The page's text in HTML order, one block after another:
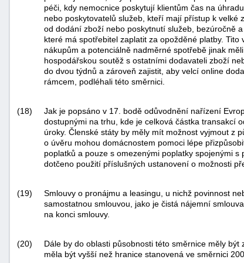
péči, kdy nemocnice poskytují klientům čas na
nebo poskytovatelů služeb, kteří mají přístup k
od dodání zboží nebo poskytnutí služeb, bezúročně
které má spotřebitel zaplatit za opožděné platby.
nákupům a potenciálně nadměrné spotřebě jinak
hospodářskou soutěž s ostatními dodavateli zboží
do dvou týdnů a zároveň zajistit, aby velcí online
rámcem, podléhali této směrnici.
(18) Jak je popsáno v 17. bodě odůvodnění nařízení
dostupnými na trhu, kde je celková částka transakcí
úroky. Členské státy by měly mít možnost vyjmout z
o úvěru mohou domácnostem pomoci lépe
poplatků a pouze s omezenými poplatky spojenými
dotčeno použití příslušných ustanovení o možnosti
(19)
Smlouvy o pronájmu a leasingu, u nichž povinnost
samostatnou smlouvou, jako je čistá nájemní
na konci smlouvy.
(20)
Dále by do oblasti působnosti této směrnice měly
měla být vyšší než hranice stanovená ve směrnici